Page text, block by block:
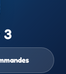
3